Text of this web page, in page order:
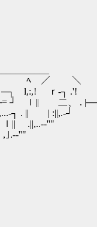
＼
ｒ‐┐ .'!
.
ﾚ
‐''" . /
,｣.-‐''" /
./ ｖ'...
ｒ*... ...
￣￣￣
＿＿＿＿